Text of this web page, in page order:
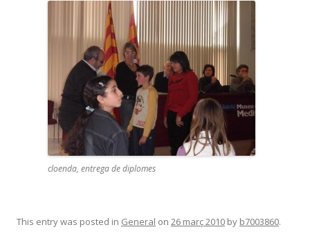
cloenda, entrega de diplomes
This entry was posted in General on 26 març 2010 by b7003860.